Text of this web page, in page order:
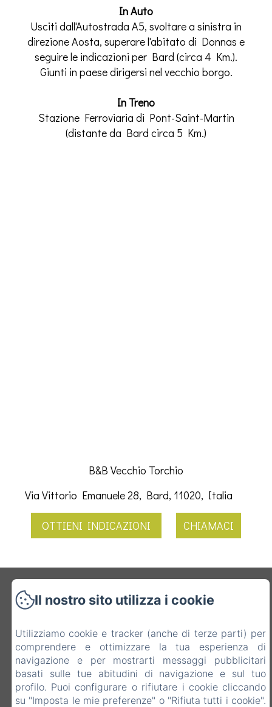
In Auto
Usciti dall'Autostrada A5, svoltare a sinistra in
direzione Aosta, superare l'abitato di Donnas e
seguire le indicazioni per Bard (circa 4 Km.).
Giunti in paese dirigersi nel vecchio borgo.
In Treno
Stazione Ferroviaria di Pont-Saint-Martin
(distante da Bard circa 5 Km.)
B&B Vecchio Torchio
Via Vittorio Emanuele 28, Bard, 11020, Italia
OTTIENI INDICAZIONI CHIAMACI
B&B Vecchio Torchio
Informativa Privacy
Via Vittorio Emanuele 28, Bard, 11020, Italia
info@vecchiotorchio.com
3478743254
0125809860
Il nostro sito utilizza i cookie
Utilizziamo cookie e tracker (anche di terze parti) per
comprendere e ottimizzare la tua esperienza di
navigazione e per mostrarti messaggi pubblicitari
basati sulle tue abitudini di navigazione e sul tuo
profilo. Puoi configurare o rifiutare i cookie cliccando
su "Imposta le mie preferenze" o "Rifiuta tutti i cookie".